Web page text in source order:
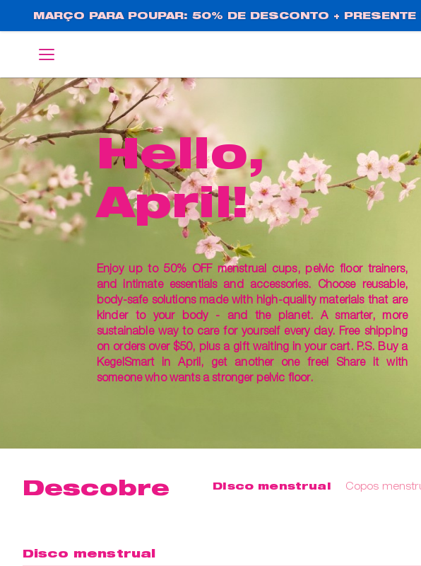
conteúdo
principal
MARÇO PARA POUPAR: 50% DE DESCONTO +
English
Hello,
April!
Enjoy up to 50% OFF menstrual cups, pelvic floor trainers,
and intimate essentials and accessories. Choose reusable,
body-safe solutions made with high-quality materials that are
kinder to your body - and the planet. A smarter, more
sustainable way to care for yourself every day. Free shipping
on orders over $50, plus a gift waiting in your cart. P.S. Buy a
KegelSmart in April, get another one free! Share it with
someone who wants a stronger pelvic floor.
Descobre Disco menstrual Copos
Disco menstrual